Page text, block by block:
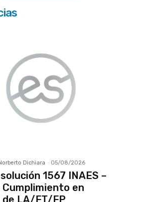
Dichiara - 05/08/2026
1567 INAES –
en
de LA/FT/FP